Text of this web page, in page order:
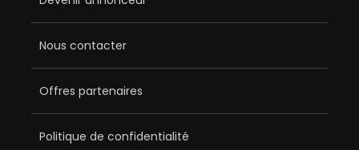
Nous contacter
Offres partenaires
Politique de confidentialité